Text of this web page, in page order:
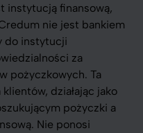
instytucją finansową,
nie jest bankiem
do instytucji
za
pożyczkowych. Ta
działając jako
pożyczki a
Nie ponosi